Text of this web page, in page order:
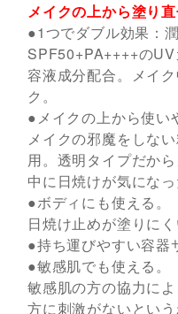
メイクの上から塗り直
●1つでダブル効果：
SPF50+PA++++の
容液成分配合。メイ
ク。
●メイクの上から使い
メイクの邪魔をしな
用。透明タイプだか
中に日焼けが気にな
●ボディにも使える。
日焼け止めが塗りに
●持ち運びやすい容器
●敏感肌でも使える。
敏感肌の方の協力に
方に刺激がないとい